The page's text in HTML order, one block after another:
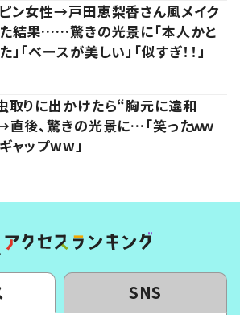
ン女性→戸田恵梨香さん風メイク
結果……驚きの光景に「本人かと
」「ベースが美しい」「似すぎ！！」
取りに出かけたら“胸元に違和
後、驚きの光景に…「笑ったｗｗ
ギャップww」
SNS